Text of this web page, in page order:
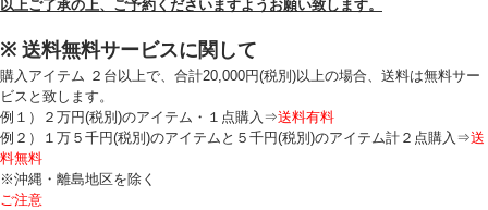
以上ご了承の上、ご予約くださいますようお願い致します。
※ 送料無料サービスに関して
購入アイテム ２台以上で、合計20,000円(税別)以上の場合、送料は無料サー
ビスと致します。
例１）２万円(税別)のアイテム・１点購入⇒送料有料
例２）１万５千円(税別)のアイテムと５千円(税別)のアイテム計２点購入⇒送
料無料
※沖縄・離島地区を除く
ご注意